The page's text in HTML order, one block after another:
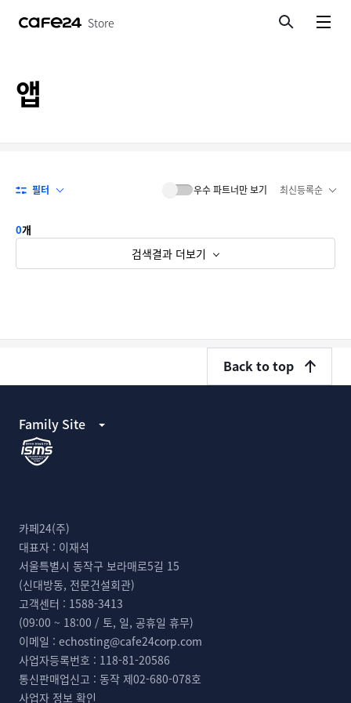
Store
앱
필터
0개
우수 파트너만 보기 최신등록순
검색결과 더보기
Family Site
Back to top
카페24(주)
대표자 : 이재석
서울특별시 동작구 보라매로5길 15
(신대방동, 전문건설회관)
고객센터 : 1588-3413
(09:00 ~ 18:00 / 토, 일, 공휴일 휴무)
이메일 : echosting@cafe24corp.com
사업자등록번호 : 118-81-20586
통신판매업신고 : 동작 제02-680-078호
사업자 정보 확인